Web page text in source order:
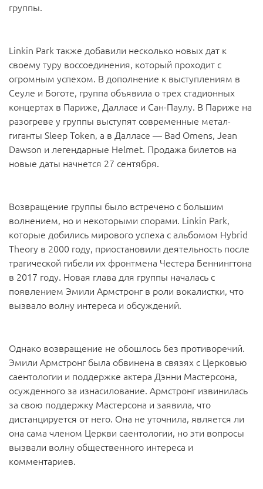
группы.
Linkin Park также добавили несколько новых дат к
своему туру воссоединения, который проходит с
огромным успехом. В дополнение к выступлениям в
Сеуле и Боготе, группа объявила о трех стадионных
концертах в Париже, Далласе и Сан-Паулу. В Париже на
разогреве у группы выступят современные метал-
гиганты Sleep Token, а в Далласе — Bad Omens, Jean
Dawson и легендарные Helmet. Продажа билетов на
новые даты начнется 27 сентября.
Возвращение группы было встречено с большим
волнением, но и некоторыми спорами. Linkin Park,
которые добились мирового успеха с альбомом Hybrid
Theory в 2000 году, приостановили деятельность после
трагической гибели их фронтмена Честера Беннингтона
в 2017 году. Новая глава для группы началась с
появлением Эмили Армстронг в роли вокалистки, что
вызвало волну интереса и обсуждений.
Однако возвращение не обошлось без противоречий.
Эмили Армстронг была обвинена в связях с Церковью
саентологии и поддержке актера Дэнни Мастерсона,
осужденного за изнасилование. Армстронг извинилась
за свою поддержку Мастерсона и заявила, что
дистанцируется от него. Она не уточнила, является ли
она сама членом Церкви саентологии, но эти вопросы
вызвали волну общественного интереса и
комментариев.